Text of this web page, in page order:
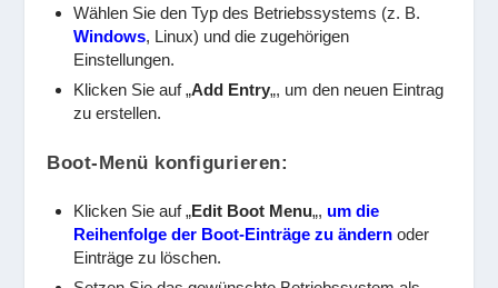
Wählen Sie den Typ des Betriebssystems (z. B.
Windows, Linux) und die zugehörigen
Einstellungen.
Klicken Sie auf „Add Entry„, um den neuen Eintrag
zu erstellen.
Boot-Menü konfigurieren:
Klicken Sie auf „Edit Boot Menu„, um die
Reihenfolge der Boot-Einträge zu ändern oder
Einträge zu löschen.